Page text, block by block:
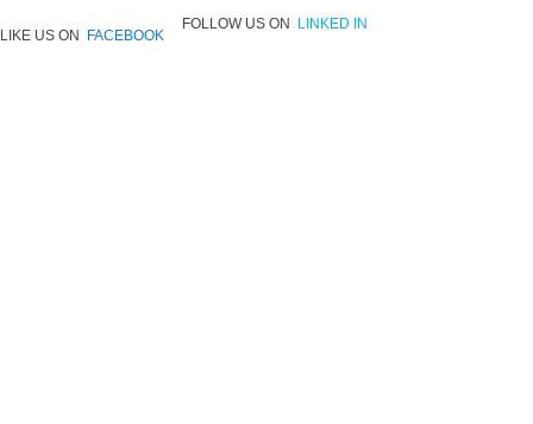
LIKE US ON FACEBOOK
FOLLOW US ON LINKED IN